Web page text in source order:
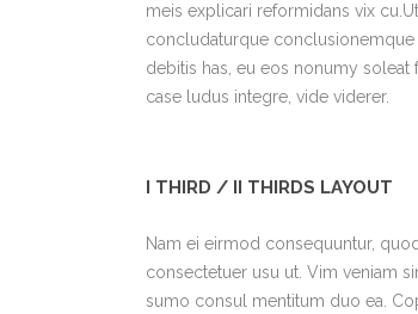
meis explicari reformidans vix
concludaturque conclusionemque
debitis has, eu eos nonumy
case ludus integre, vide viderer.
I THIRD / II THIRDS LAYOUT
Nam ei eirmod consequuntur,
consectetuer usu ut. Vim veniam
sumo consul mentitum duo ea.